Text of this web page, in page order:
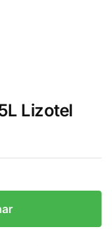
Lizotel